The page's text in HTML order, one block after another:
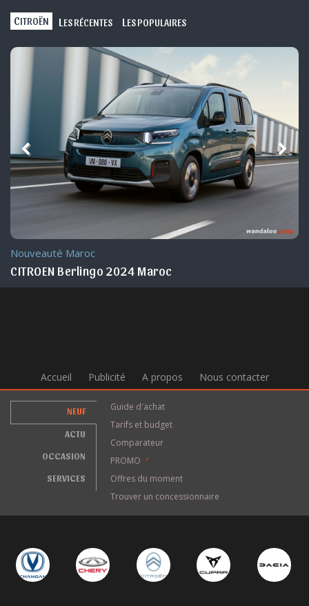
CITROËN L ES RÉCENTES L ES POPULAIRES
Nouveauté Maroc
CITROEN Berlingo 2024 Maroc
Accueil Publicité A propos Nous contacter
NEUF
ACTU
OCCASION
SERVICES
Guide d'achat
Tarifs et budget
Comparateur
PROMO
*
Offres du moment
Trouver un concessionnaire